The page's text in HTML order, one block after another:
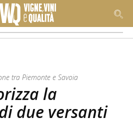
tra Piemonte e Savoia
la
due versanti